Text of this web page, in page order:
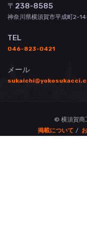
〒238-8585
神奈川県横須賀市平成町2-
TEL
046-823-0421
メール
© 横須賀商
掲載について